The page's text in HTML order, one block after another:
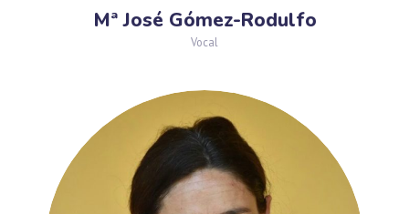
Mª José Gómez-Rodulfo
Vocal